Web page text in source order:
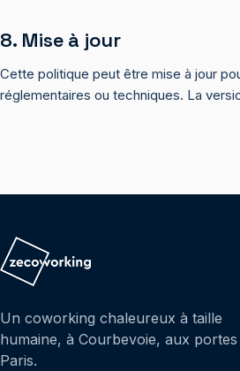
8. Mise à jour
Cette politique peut être mise à jour
réglementaires ou techniques. La
Un coworking chaleureux à taille
humaine, à Courbevoie, aux portes
Paris.